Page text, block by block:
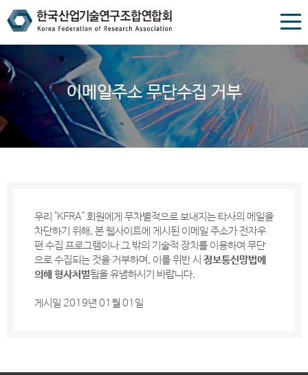
이메일주소 무단수집 거부
우리 "KFRA" 회원에게 무차별적으로 보내지는 타사의 메일을
차단하기 위해, 본 웹사이트에 게시된 이메일 주소가 전자우
편 수집 프로그램이나 그 밖의 기술적 장치를 이용하여 무단
으로 수집되는 것을 거부하며, 이를 위반 시 정보통신망법에
의해 형사처벌됨을 유념하시기 바랍니다.
게시일 2019년 01월 01일